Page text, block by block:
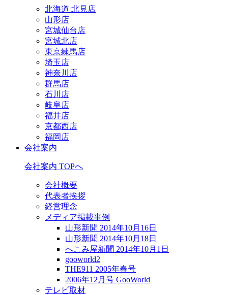
北海道 北見店
山形店
宮城仙台店
宮城北店
東京練馬店
埼玉店
神奈川店
群馬店
石川店
岐阜店
福井店
京都西店
福岡店
会社案内
会社案内 TOPへ
会社概要
代表者挨拶
経営理念
メディア掲載事例
山形新聞 2014年10月16日
山形新聞 2014年10月18日
へこみ屋新聞 2014年10月1日
gooworld2
THE911 2005年春号
2006年12月号 GooWorld
テレビ取材